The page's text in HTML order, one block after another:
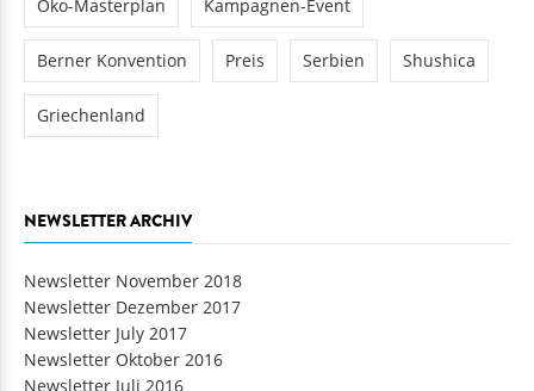
Berner Konvention Preis Serbien
Griechenland
Newsletter November 2018
Newsletter Dezember 2017
Newsletter July 2017
Newsletter Oktober 2016
Newsletter Juli 2016
Newsletter Jänner 2016